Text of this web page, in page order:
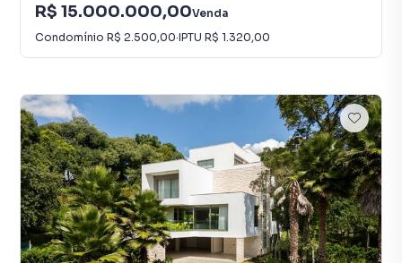
R$ 15.000.000,00Venda
Condomínio R$ 2.500,00·IPTU R$ 1.320,00